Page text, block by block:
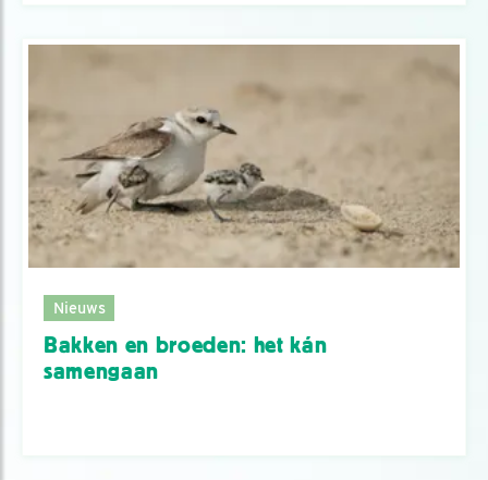
Nieuws
Bakken en broeden: het kán
samengaan